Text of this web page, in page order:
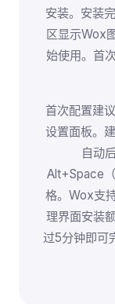
安装。安装
区显示Wox
始使用。首
首次配置建
设置面板。
自动
Alt+Space
格。Wox支
理界面安装
过5分钟即可